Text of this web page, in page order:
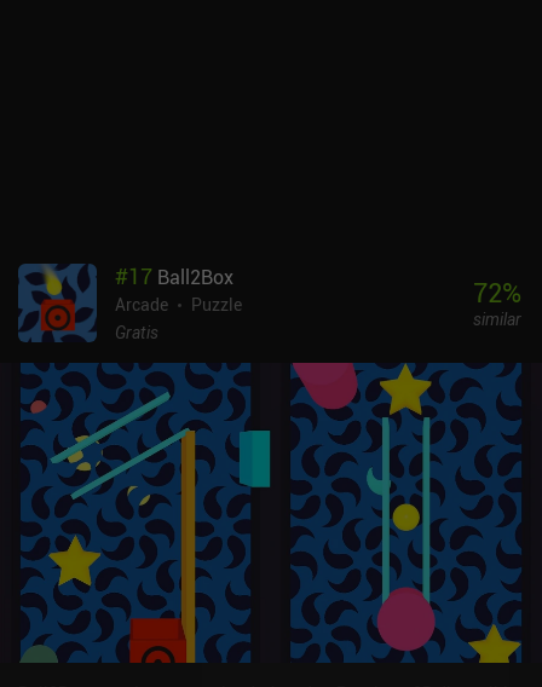
#17 Ball2Box
Arcade
Puzzle
Gratis
72%
similar